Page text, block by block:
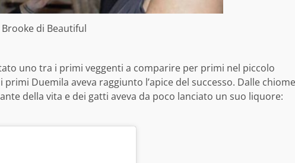
Brooke di Beautiful
uno tra i primi veggenti a comparire per primi nel piccolo
Duemila aveva raggiunto l’apice del successo. Dalle chiome
della vita e dei gatti aveva da poco lanciato un suo liquore: